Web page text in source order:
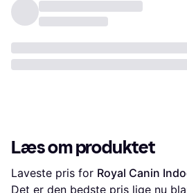
Læs om produktet
Laveste pris for Royal Canin
Det er den bedste pris lige nu